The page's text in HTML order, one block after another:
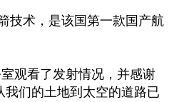
技术，是该国第一款国产航
观看了发射情况，并感谢
我们的土地到太空的道路已